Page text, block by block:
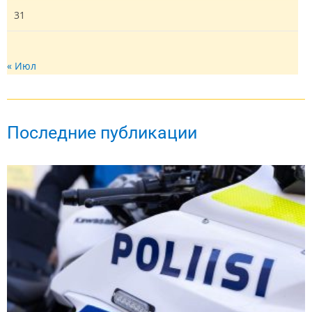
31
« Июл
Последние публикации